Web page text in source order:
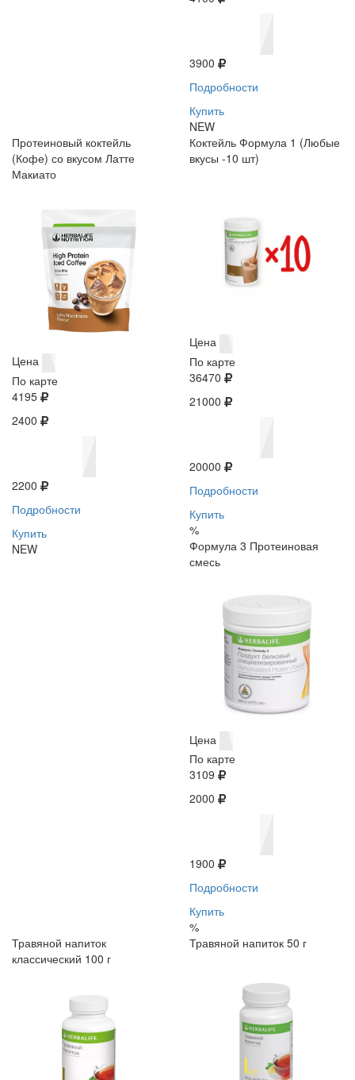
3900
Подробности
Купить
NEW
Протеиновый коктейль
(Кофе) со вкусом Латте
Макиато
Цена
По карте
4195
2400
2200
Подробности
Купить
NEW
Коктейль Формула 1 (Любые
вкусы -10 шт)
Цена
По карте
36470
21000
20000
Подробности
Купить
%
Формула 3 Протеиновая
смесь
Цена
По карте
3109
2000
1900
Подробности
Купить
%
Травяной напиток
классический 100 г
Травяной напиток 50 г